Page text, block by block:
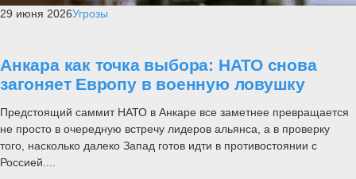
29 июня 2026Угрозы
Анкара как точка выбора: НАТО снова
загоняет Европу в военную ловушку
Предстоящий саммит НАТО в Анкаре все заметнее превращается
не просто в очередную встречу лидеров альянса, а в проверку
того, насколько далеко Запад готов идти в противостоянии с
Россией....